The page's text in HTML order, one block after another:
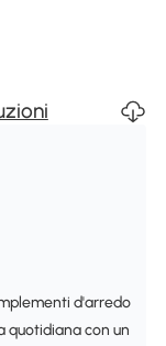
d'arredo
quotidiana con un